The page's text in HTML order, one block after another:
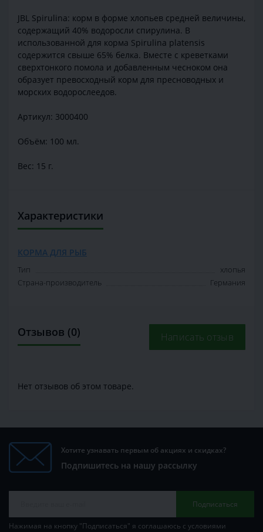
JBL Spirulina: корм в форме хлопьев средней величины,
содержащий 40% водоросли спирулина. В
использованной для корма Spirulina platensis
содержится свыше 65% белка. Вместе с креветками
сверхтонкого помола и добавленным чесноком она
образует превосходный корм для пресноводных и
морских водорослеедов.
Артикул: 3000400
Объём: 100 мл.
Вес: 15 г.
Характеристики
КОРМА ДЛЯ РЫБ
Тип
хлопья
Страна-производитель
Германия
Отзывов (0) Написать отзыв
Нет отзывов об этом товаре.
Хотите узнавать первым об акциях и скидках?
Подпишитесь на нашу рассылку
Подписаться
Нажимая на кнопку "Подписаться" я соглашаюсь с условиями